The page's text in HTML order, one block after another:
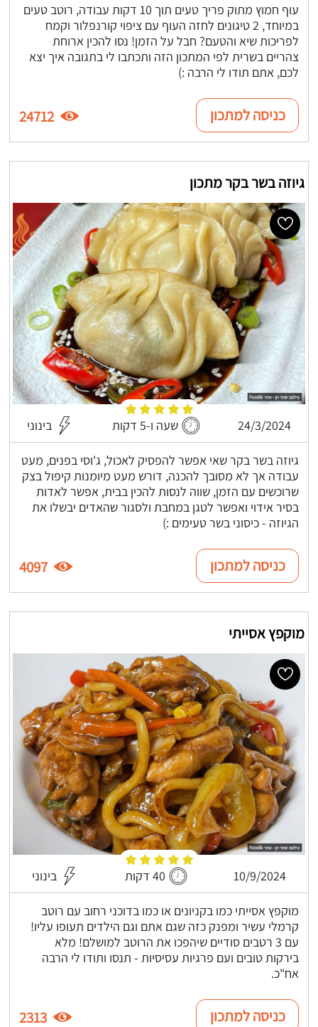
עוף חמוץ מתוק פריך טעים תוך 10 דקות עבודה, רוטב טעים
במיוחד, 2 טיגונים לחזה העוף עם ציפוי קורנפלור וקמח
לפריכות שיא והטעם? חבל על הזמן! נסו להכין ארוחת
צהריים בשרית לפי המתכון הזה ותכתבו לי בתגובה איך יצא
לכם, אתם תודו לי הרבה :)
כניסה למתכון 24712
גיוזה בשר בקר מתכון
24/3/2024 שעה ו-5 דקות בינוני
גיוזה בשר בקר שאי אפשר להפסיק לאכול, ג'וסי בפנים, מעט
עבודה אך לא מסובך להכנה, דורש מעט מיומנות קיפול בצק
שרוכשים עם הזמן, שווה לנסות להכין בבית, אפשר לאדות
בסיר אידוי ואפשר לטגן במחבת ולסגור שהאדים יבשלו את
הגיוזה - כיסוני בשר טעימים :)
כניסה למתכון 4097
מוקפץ אסייתי
10/9/2024 40 דקות בינוני
מוקפץ אסייתי כמו בקניונים או כמו בדוכני רחוב עם רוטב
קרמלי עשיר ומפנק כזה שגם אתם וגם הילדים תעופו עליו!
עם 3 רטבים סודיים שיהפכו את הרוטב למושלם! מלא
בירקות טובים ועם פרגיות עסיסיות - תנסו ותודו לי הרבה
אח"כ.
כניסה למתכון 2313